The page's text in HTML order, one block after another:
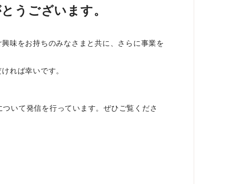
うございます。
味をお持ちのみなさまと共に、さらに事業を
れば幸いです。
いて発信を行っています。ぜひご覧くださ